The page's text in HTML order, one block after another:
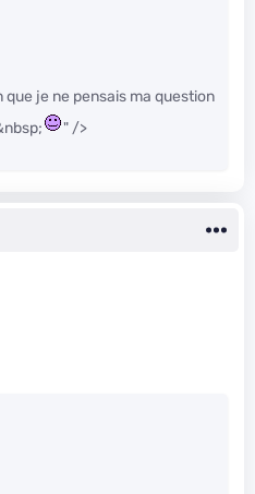
je ne pensais ma question
" />